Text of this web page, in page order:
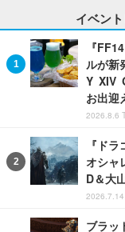
イベン
『
ルが新
Y XIV
お出迎
2026.8.6
『ド
オシャ
D＆大
ブラッ